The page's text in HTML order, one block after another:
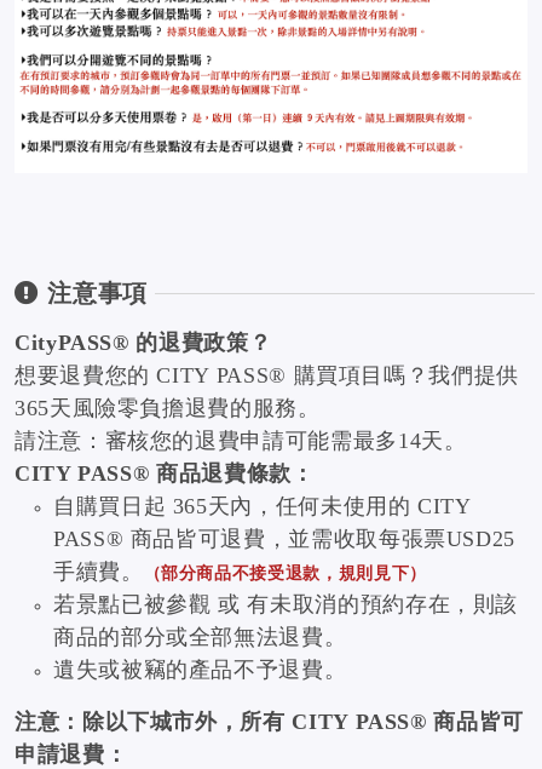
注意事項
CityPASS® 的退費政策？
想要退費您的 CITY PASS® 購買項目嗎？我們提供
365天風險零負擔退費的服務。
請注意：審核您的退費申請可能需最多14天。
CITY PASS® 商品退費條款：
自購買日起 365天內，任何未使用的 CITY
PASS® 商品皆可退費，並需收取每張票USD25
手續費。
（部分商品不接受退款，規則見下）
若景點已被參觀 或 有未取消的預約存在，則該
商品的部分或全部無法退費。
遺失或被竊的產品不予退費。
注意：除以下城市外，所有 CITY PASS® 商品皆可
申請退費：